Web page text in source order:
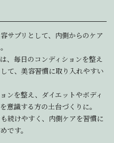
サプリとして、内側からのケア
、毎日のコンディションを整え
て、美容習慣に取り入れやすい
ンを整え、ダイエットやボディ
意識する方の土台づくりに。
続けやすく、内側ケアを習慣に
です。